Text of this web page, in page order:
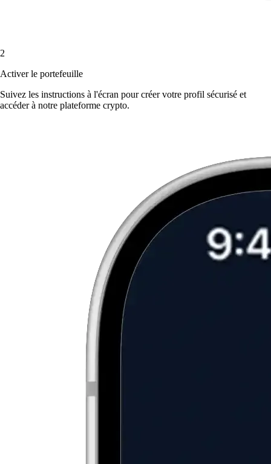
2
Activer le portefeuille
Suivez les instructions à l'écran pour créer votre profil sécurisé et
accéder à notre plateforme crypto.